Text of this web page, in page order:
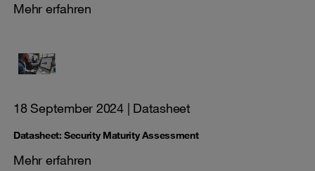
Mehr erfahren
18 September 2024| Datasheet
Datasheet: Security Maturity Assessment
Mehr erfahren